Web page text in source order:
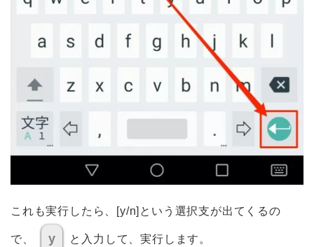
これも実行したら、[y/n]という選択支が出てくるの
で、 y と入力して、実行します。